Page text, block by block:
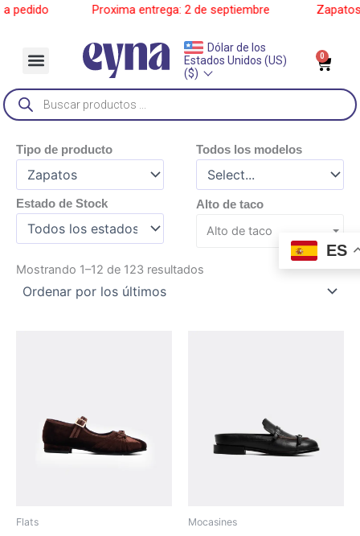
Ir
______ Proxima entrega: 2 de septiembre______ Zapatos
Menu
Dólar de los
Estados Unidos (US)
($)
0
Búsqueda
de
productos
Tipo de producto Todos los modelos
Estado de Stock Alto de taco
Alto de taco
Mostrando 1–12 de 123 resultados
Flats Mocasines
ES